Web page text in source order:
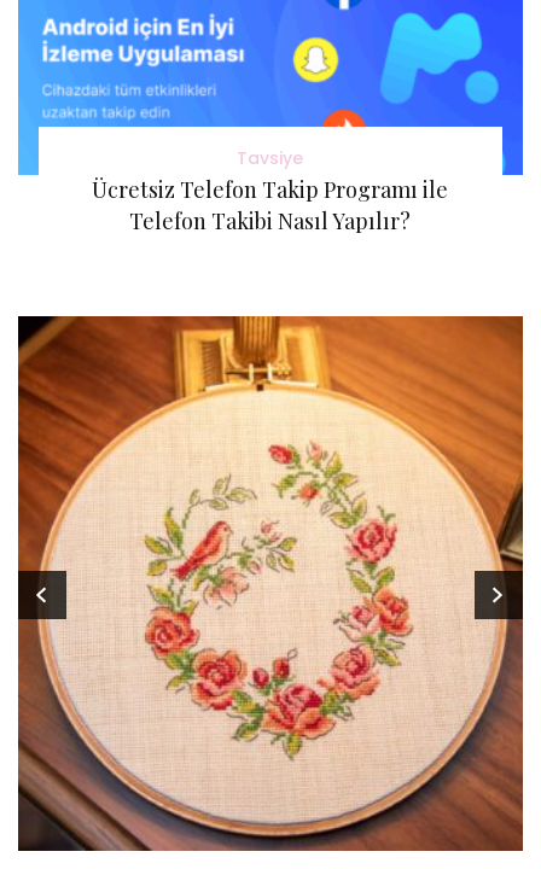
Tavsiye
Ücretsiz Telefon Takip Programı ile
Telefon Takibi Nasıl Yapılır?